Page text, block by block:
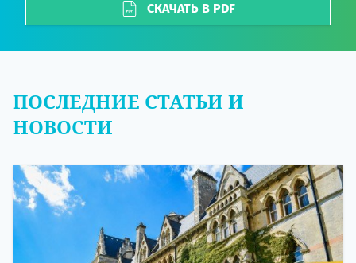
СКАЧАТЬ В PDF
ПОСЛЕДНИЕ СТАТЬИ И
НОВОСТИ